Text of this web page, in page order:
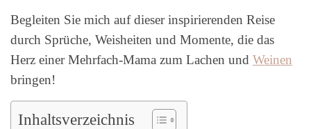
Begleiten Sie mich auf dieser inspirierenden Reise
durch Sprüche, Weisheiten und Momente, die das
Herz einer Mehrfach-Mama zum Lachen und Weinen
bringen!
Inhaltsverzeichnis